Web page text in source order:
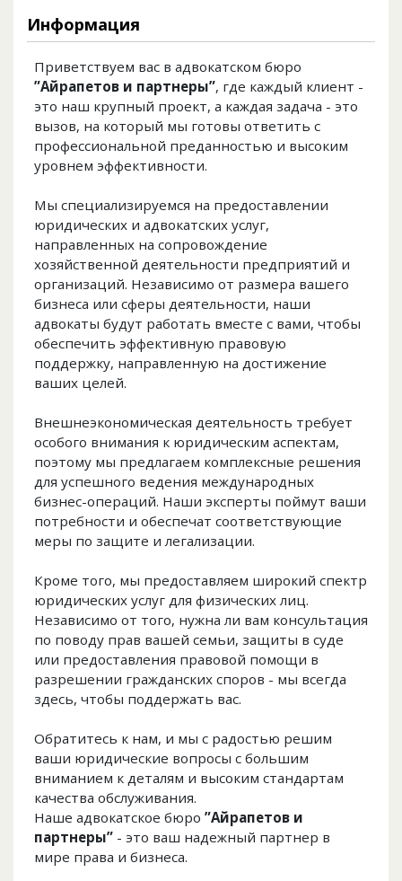
Информация
Приветствуем вас в адвокатском бюро
”Айрапетов и партнеры”, где каждый клиент -
это наш крупный проект, а каждая задача - это
вызов, на который мы готовы ответить с
профессиональной преданностью и высоким
уровнем эффективности.
Мы специализируемся на предоставлении
юридических и адвокатских услуг,
направленных на сопровождение
хозяйственной деятельности предприятий и
организаций. Независимо от размера вашего
бизнеса или сферы деятельности, наши
адвокаты будут работать вместе с вами, чтобы
обеспечить эффективную правовую
поддержку, направленную на достижение
ваших целей.
Внешнеэкономическая деятельность требует
особого внимания к юридическим аспектам,
поэтому мы предлагаем комплексные решения
для успешного ведения международных
бизнес-операций. Наши эксперты поймут ваши
потребности и обеспечат соответствующие
меры по защите и легализации.
Кроме того, мы предоставляем широкий спектр
юридических услуг для физических лиц.
Независимо от того, нужна ли вам консультация
по поводу прав вашей семьи, защиты в суде
или предоставления правовой помощи в
разрешении гражданских споров - мы всегда
здесь, чтобы поддержать вас.
Обратитесь к нам, и мы с радостью решим
ваши юридические вопросы с большим
вниманием к деталям и высоким стандартам
качества обслуживания.
Наше адвокатское бюро ”Айрапетов и
партнеры” - это ваш надежный партнер в
мире права и бизнеса.